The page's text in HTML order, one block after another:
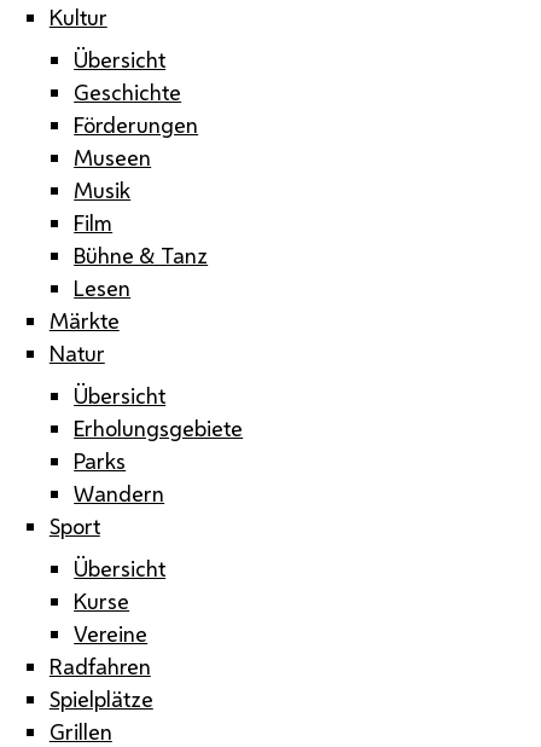
Kultur
Übersicht
Geschichte
Förderungen
Museen
Musik
Film
Bühne & Tanz
Lesen
Märkte
Natur
Übersicht
Erholungsgebiete
Parks
Wandern
Sport
Übersicht
Kurse
Vereine
Radfahren
Spielplätze
Grillen